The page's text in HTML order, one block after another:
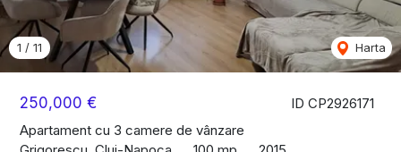
ID CP2926171
250,000 €
Apartament cu 3 camere de vânzare
1 / 11 Harta